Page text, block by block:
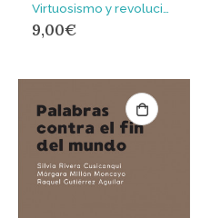
9,00€